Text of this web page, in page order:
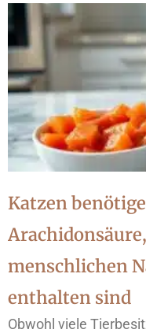
Katzen
menschlichen
enthalten sind
Obwohl viele